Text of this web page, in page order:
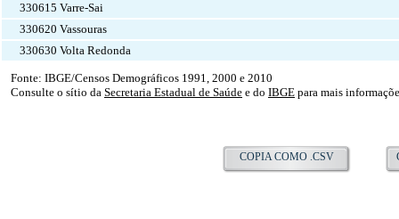
Fonte: IBGE/Censos Demográficos 1991, 2000 e 2010
Consulte o sítio da Secretaria Estadual de Saúde e do IBGE para mais
330615 Varre-Sai
330620 Vassouras
330630 Volta Redonda
COPIA COMO .CSV